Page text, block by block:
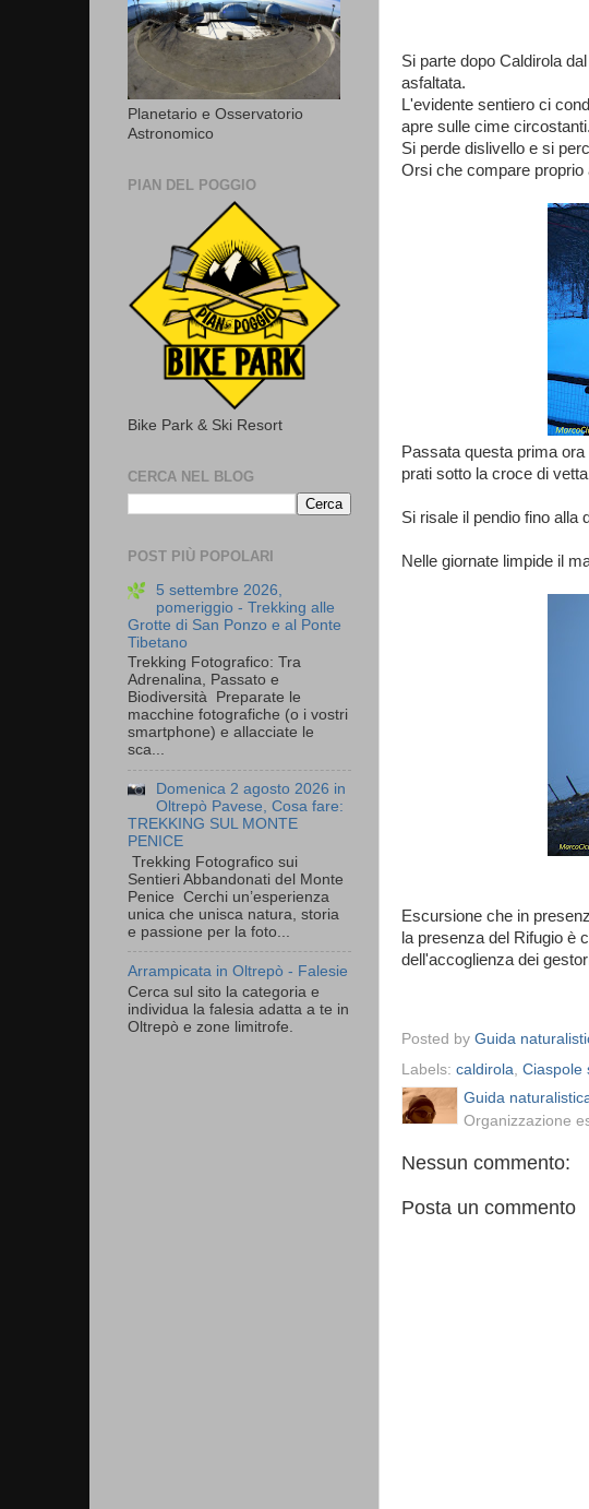
Si parte dopo Caldirola
asfaltata.
L'evidente sentiero ci
apre sulle cime circostanti.
Si perde dislivello e si
Orsi che compare proprio
Passata questa prima
prati sotto la croce di
Si risale il pendio fino alla
Nelle giornate limpide il
Escursione che in
la presenza del Rifugio è
dell'accoglienza dei
Posted by Guida
Labels: caldirola Ciaspole
Guida
Organizzazione
Nessun commento:
Posta un commento
Planetario e Osservatorio
Astronomico
PIAN DEL POGGIO
Bike Park & Ski Resort
CERCA NEL BLOG
POST PIÙ POPOLARI
5 settembre 2026,
pomeriggio - Trekking alle
Grotte di San Ponzo e al Ponte
Tibetano
Trekking Fotografico: Tra
Adrenalina, Passato e
Biodiversità Preparate le
macchine fotografiche (o i vostri
smartphone) e allacciate le
sca...
Domenica 2 agosto 2026 in
Oltrepò Pavese, Cosa fare:
TREKKING SUL MONTE
PENICE
Trekking Fotografico sui
Sentieri Abbandonati del Monte
Penice Cerchi un’esperienza
unica che unisca natura, storia
e passione per la foto...
Arrampicata in Oltrepò - Falesie
Cerca sul sito la categoria e
individua la falesia adatta a te in
Oltrepò e zone limitrofe.